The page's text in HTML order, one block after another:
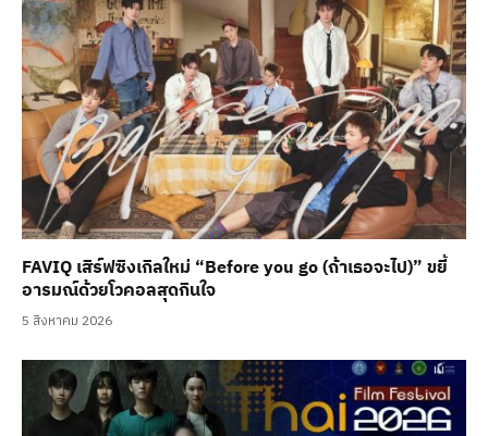
FAVIQ เสิร์ฟซิงเกิลใหม่ “Before you go (ถ้าเธอจะไป)” ขยี้
อารมณ์ด้วยโวคอลสุดกินใจ
5 สิงหาคม 2026